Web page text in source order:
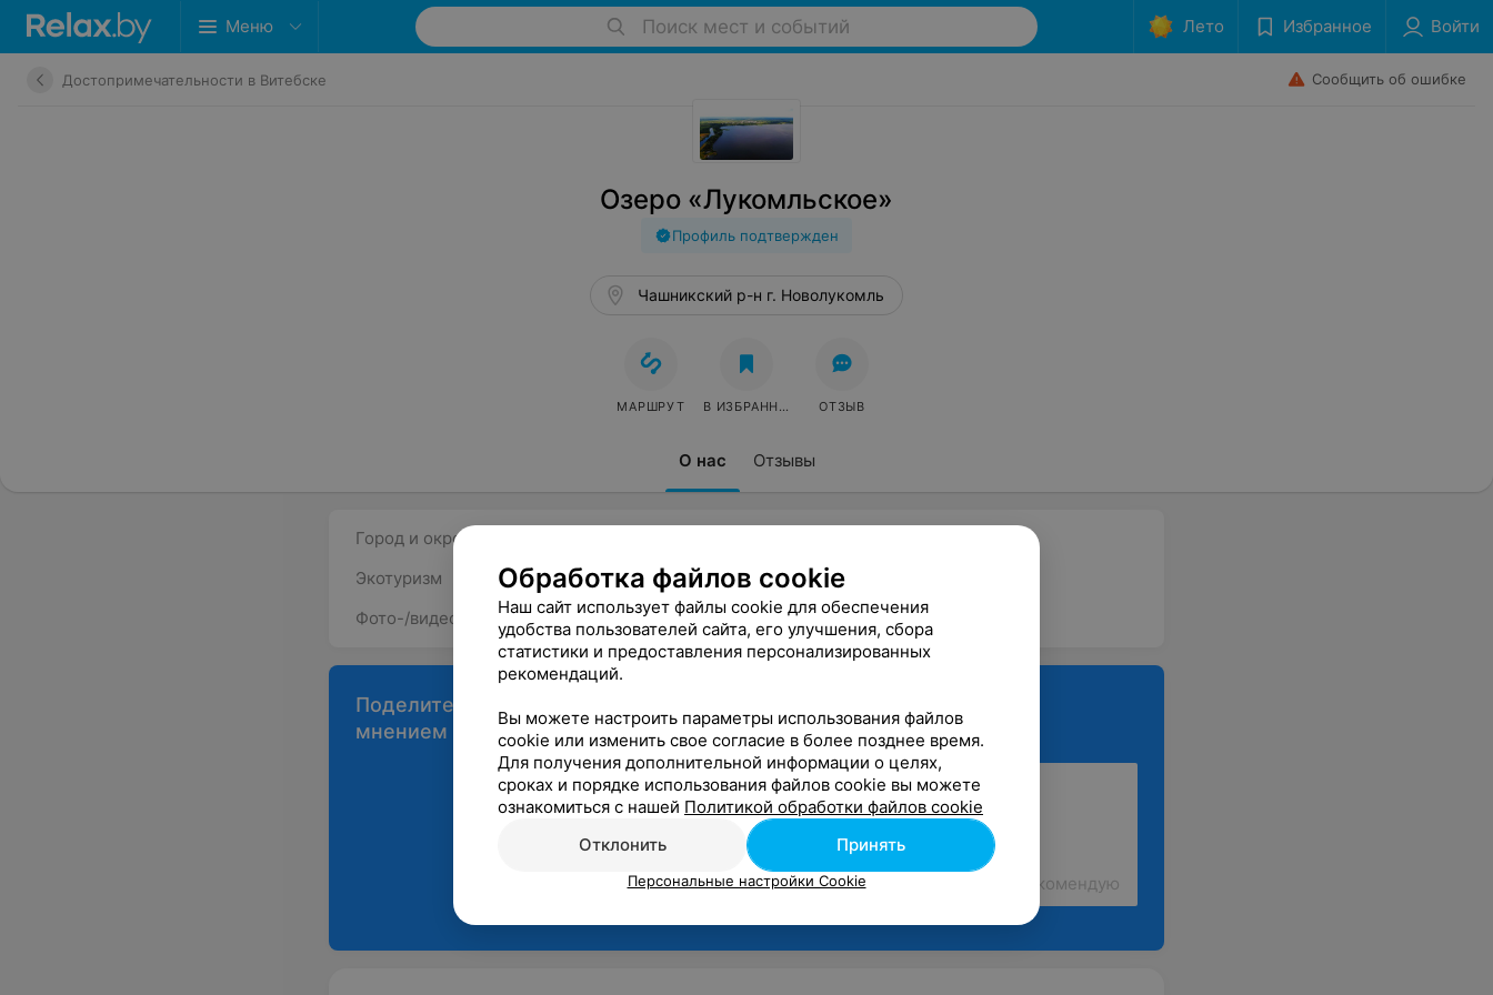
Меню Поиск мест и событий Лето Избранное Войти
Достопримечательности в Витебске Сообщить об ошибке
Озеро «Лукомльское»
Профиль подтвержден
О нас Отзывы
Чашникский р-н г. Новолукомль
МАРШРУТ В ИЗБРАННОЕ ОТЗЫВ
Город и окрестности
Экотуризм
Все,Озера
Фото-/видеосъемка
Разрешена
Поделитесь
мнением
Рекомендую
Обработка файлов cookie
Наш сайт использует файлы cookie для обеспечения
удобства пользователей сайта, его улучшения, сбора
статистики и предоставления персонализированных
рекомендаций.
Вы можете настроить параметры использования файлов
cookie или изменить свое согласие в более позднее время.
Для получения дополнительной информации о целях,
сроках и порядке использования файлов cookie вы можете
ознакомиться с нашей Политикой обработки файлов cookie
Отклонить
Принять
Персональные настройки Cookie